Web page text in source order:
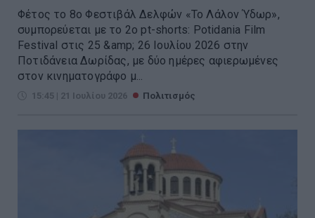
Φέτος το 8ο Φεστιβάλ Δελφών «Το Λάλον Ύδωρ»,
συμπορεύεται με το 2ο pt-shorts: Potidania Film
Festival στις 25 &amp; 26 Ιουλίου 2026 στην
Ποτιδάνεια Δωρίδας, με δύο ημέρες αφιερωμένες
στον κινηματογράφο μ...
15:45 | 21 Ιουλίου 2026 Πολιτισμός